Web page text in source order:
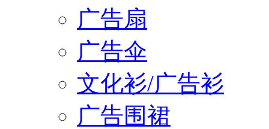
广告扇
广告伞
文化衫/广告衫
广告围裙